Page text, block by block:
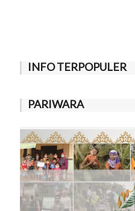
INFO TERPOPULER
PARIWARA